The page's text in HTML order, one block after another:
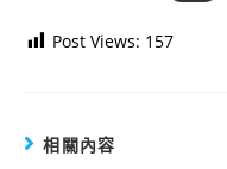
Post Views: 157
相關內容